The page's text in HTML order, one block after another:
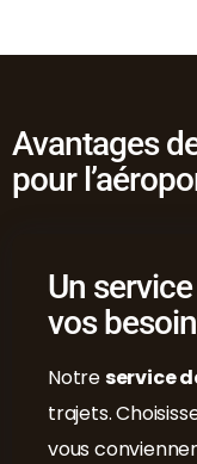
Avantages
pour
Un
vos
Notreservice
trajets.
vous